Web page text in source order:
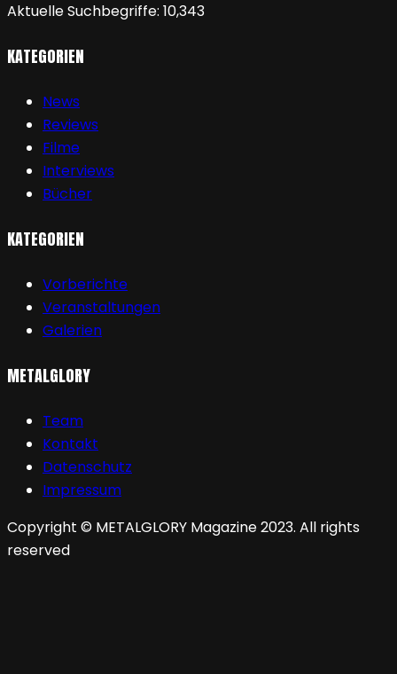
Aktuelle Suchbegriffe: 10,343
KATEGORIEN
News
Reviews
Filme
Interviews
Bücher
KATEGORIEN
Vorberichte
Veranstaltungen
Galerien
METALGLORY
Team
Kontakt
Datenschutz
Impressum
Copyright © METALGLORY Magazine 2023. All rights
reserved